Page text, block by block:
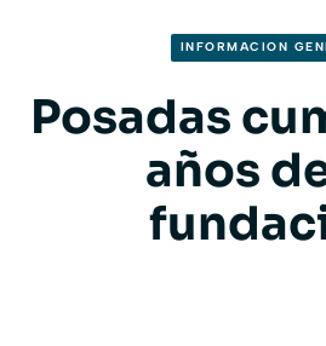
INFORMACION
Posadas
años